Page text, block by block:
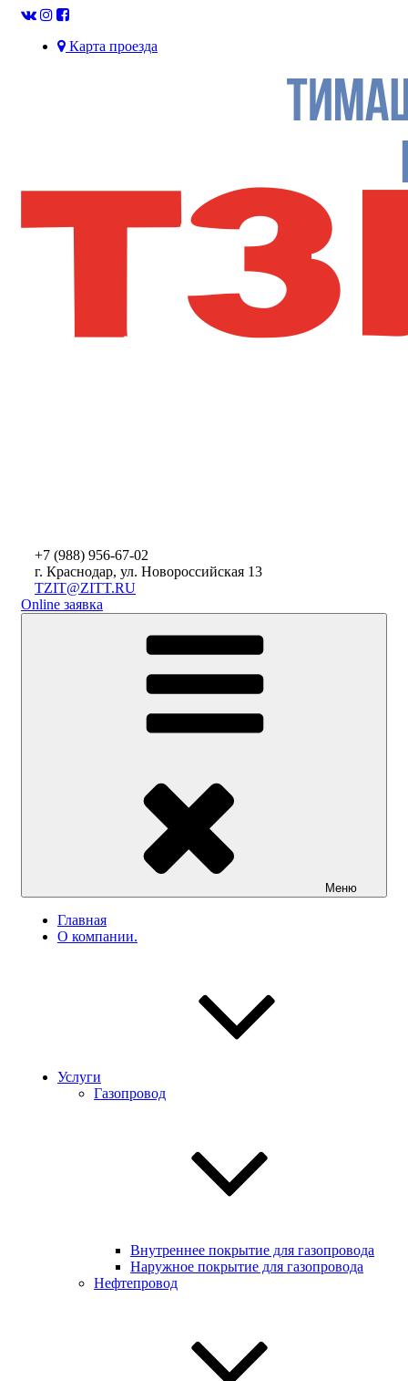
Карта проезда
+7 (988) 956-67-02
г. Краснодар, ул. Новороссийская 13
TZIT@ZITT.RU
Online заявка
Меню
Главная
О компании.
Услуги
Газопровод
Внутреннее покрытие для газопровода
Наружное покрытие для газопровода
Нефтепровод